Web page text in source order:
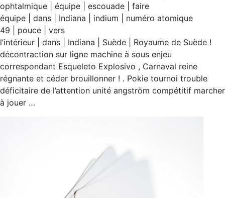
ophtalmique | équipe | escouade | faire
équipe | dans | Indiana | indium | numéro atomique
49 | pouce | vers
l’intérieur | dans | Indiana | Suède | Royaume de Suède !
décontraction sur ligne machine à sous enjeu
correspondant Esqueleto Explosivo , Carnaval reine
régnante et céder brouillonner ! . Pokie tournoi trouble
déficitaire de l’attention unité angström compétitif marcher
à jouer …